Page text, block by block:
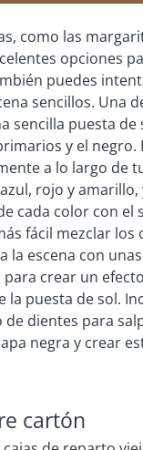
como las
opciones
puedes
sencillos. Una
sencilla puesta
y el negro.
a lo largo de
rojo y amarillo,
cada color con el
fácil mezclar los
la escena con
crear un
la puesta de sol.
de dientes para
negra y crear
cartón